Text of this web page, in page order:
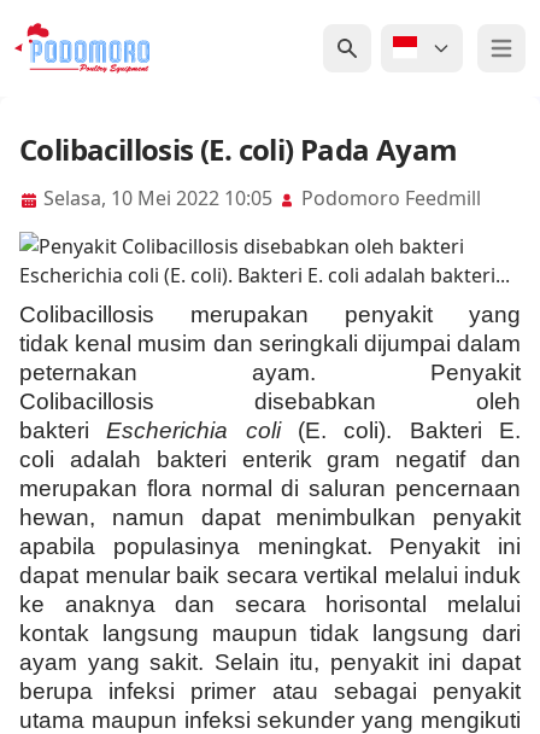
Open
Colibacillosis (E. coli) Pada Ayam
Selasa, 10 Mei 2022 10:05 Podomoro Feedmill
Colibacillosis merupakan penyakit yang
tidak kenal musim dan seringkali dijumpai dalam
peternakan ayam. Penyakit
Colibacillosis disebabkan oleh
bakteriEscherichia coli (E. coli). Bakteri E.
coli adalah bakteri enterik gram negatif dan
merupakan flora normal di saluran pencernaan
hewan, namun dapat menimbulkan penyakit
apabila populasinya meningkat. Penyakit ini
dapat menular baik secara vertikal melalui induk
ke anaknya dan secara horisontal melalui
kontak langsung maupun tidak langsung dari
ayam yang sakit. Selain itu, penyakit ini dapat
berupa infeksi primer atau sebagai penyakit
utama maupun infeksi sekunder yang mengikuti